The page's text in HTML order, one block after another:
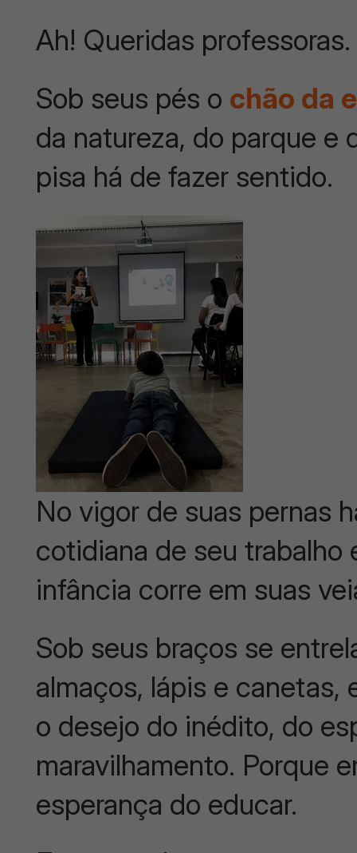
Ah! Queridas
Sob seus pés o chão da
da natureza, do parque e
pisa há de fazer sentido.
No vigor de suas pernas
cotidiana de seu trabalho
infância corre em suas
Sob seus braços se
almaços, lápis e canetas,
o desejo do inédito, do
maravilhamento. Porque
esperança do educar.